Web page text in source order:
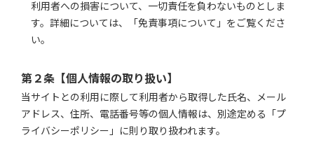
利用者への損害について、一切責任を負わないものとしま
す。詳細については、「免責事項について」をご覧くださ
い。
第２条【個人情報の取り扱い】
当サイトとの利用に際して利用者から取得した氏名、メール
アドレス、住所、電話番号等の個人情報は、別途定める「プ
ライバシーポリシー」に則り取り扱われます。